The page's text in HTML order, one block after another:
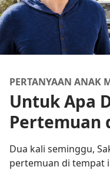
PERTANYAAN ANAK
Untuk Apa
Pertemuan
Dua kali seminggu,
pertemuan di tempat